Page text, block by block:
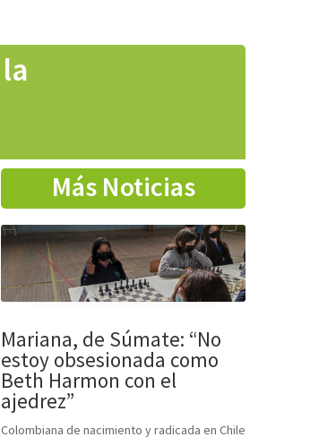
Más Noticias
Mariana, de Súmate: “No
estoy obsesionada como
Beth Harmon con el
ajedrez”
Colombiana de nacimiento y radicada en Chile